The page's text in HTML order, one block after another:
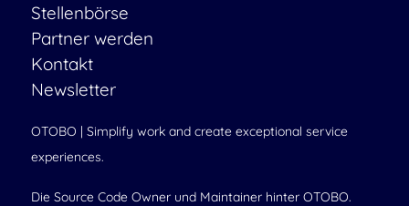
Stellenbörse
Partner werden
Kontakt
Newsletter
OTOBO | Simplify work and create exceptional service
experiences.
Die Source Code Owner und Maintainer hinter OTOBO.